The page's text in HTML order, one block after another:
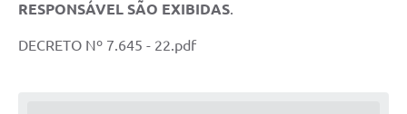
RESPONSÁVEL SÃO EXIBIDAS.
DECRETO Nº 7.645 - 22.pdf